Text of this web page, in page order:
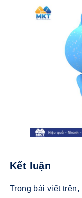
Kết luận
Trong bài viết trên,